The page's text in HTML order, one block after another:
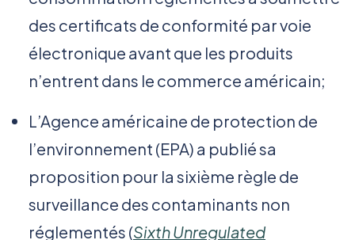
des certificats de conformité par voie
électronique avant que les produits
n’entrent dans le commerce américain;
L’Agence américaine de protection de
l’environnement (EPA) a publié sa
proposition pour la sixième règle de
surveillance des contaminants non
réglementés (Sixth Unregulated